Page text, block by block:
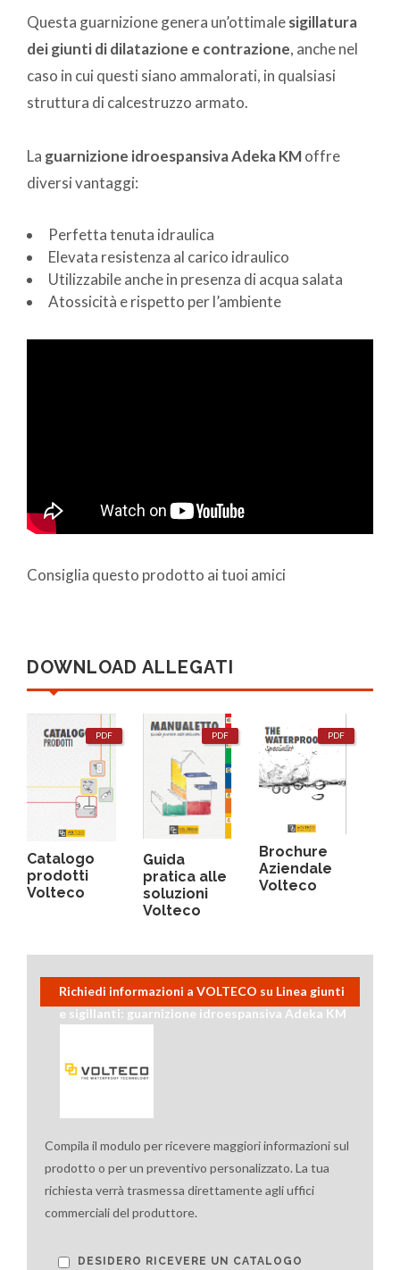
Questa guarnizione genera un’ottimalesigillatura
dei giunti di dilatazione e contrazione, anche nel
caso in cui questi siano ammalorati, in qualsiasi
struttura di calcestruzzo armato.
La guarnizione idroespansiva Adeka KMoffre
diversi vantaggi:
Perfetta tenuta idraulica
Elevata resistenza al carico idraulico
Utilizzabile anche in presenza di acqua salata
Atossicità e rispetto per l’ambiente
Consiglia questo prodotto ai tuoi amici
DOWNLOAD ALLEGATI
PDF
Catalogo
prodotti
Volteco
PDF
Guida
pratica alle
soluzioni
Volteco
PDF
Brochure
Aziendale
Volteco
Richiedi informazioni a VOLTECO su Linea giunti
e sigillanti: guarnizione idroespansiva Adeka KM
Compila il modulo per ricevere maggiori informazioni sul
prodotto o per un preventivo personalizzato. La tua
richiesta verrà trasmessa direttamente agli uffici
commerciali del produttore.
DESIDERO RICEVERE UN CATALOGO